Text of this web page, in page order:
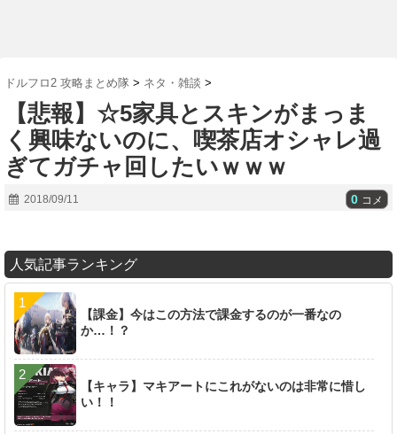
ドルフロ2 攻略まとめ隊 > ネタ・雑談 >
【悲報】☆5家具とスキンがまっま
く興味ないのに、喫茶店オシャレ過
ぎてガチャ回したいｗｗｗ
2018/09/11 0 コメ
人気記事ランキング
【課金】今はこの方法で課金するのが一番なの
か…！？
【キャラ】マキアートにこれがないのは非常に惜し
い！！